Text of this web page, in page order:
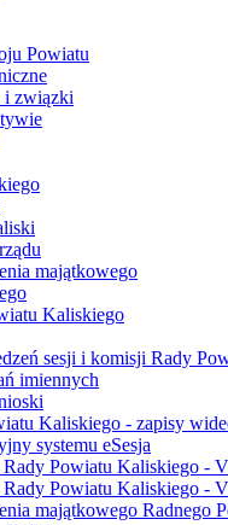
Powiatu
i związki
majątkowego
Kaliskiego
sesji i komisji Rady
imiennych
Kaliskiego - zapisy
systemu eSesja
Rady Powiatu Kaliskiego -
Rady Powiatu Kaliskiego -
majątkowego Radnego